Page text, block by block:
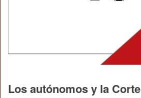
Los autónomos y la Corte